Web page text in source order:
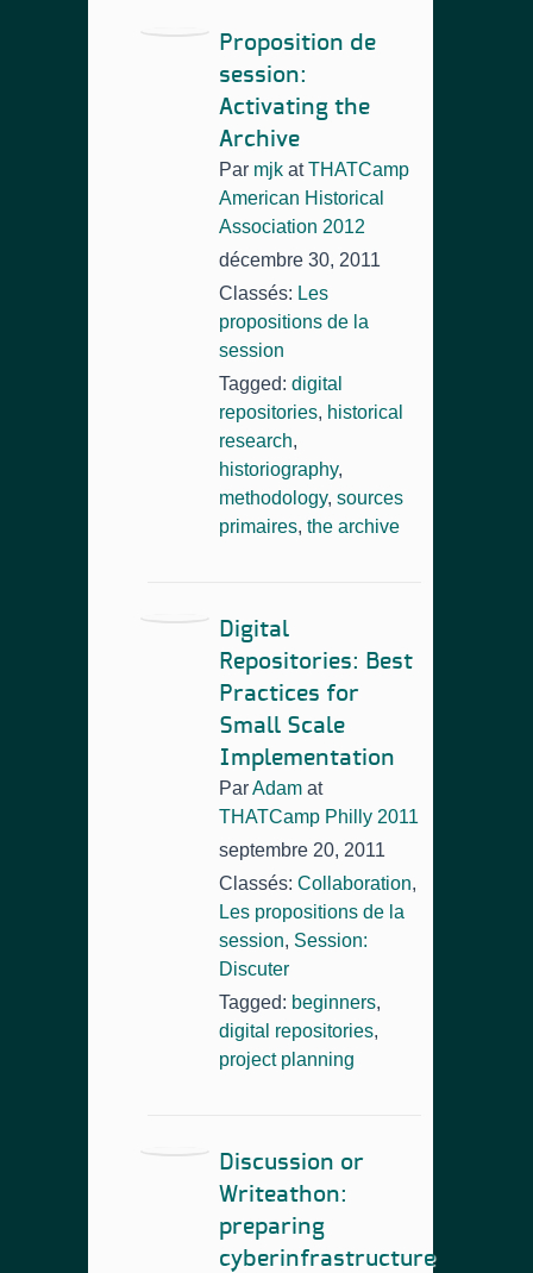
Proposition de
session:
Activating the
Archive
Par mjk atTHATCamp
American Historical
Association 2012
décembre 30, 2011
Classés: Les
propositions de la
session
Tagged: digital
repositories, historical
research,
historiography,
methodology, sources
primaires, the archive
Digital
Repositories: Best
Practices for
Small Scale
Implementation
ParAdam at
THATCamp Philly 2011
septembre 20, 2011
Classés: Collaboration,
Les propositions de la
session, Session:
Discuter
Tagged: beginners,
digital repositories,
project planning
Discussion or
Writeathon:
preparing
cyberinfrastructure